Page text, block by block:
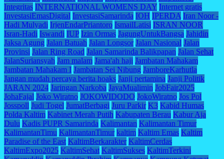
Integritas INTERNATIONAL WOMENS DAY Internet gratis
InvestasiEmasDigital InvestasiSamarinda IOH IPERDA Iran Noor -
Hadi Mulyadi IrjenEndarPriantoro IsmailLatisi ISRAN NOOR
Isran-Hadi Iswandi IUP Izin Ormas JagungUntukBangsa Jahidin
Jaksa Agung Jalan Batuah Jalan Longsor Jalan Nasional Jalan
Provinsi Jalan Ring Road Jalan Samarinda Balikpapan Jalan Sehat
JalanSuriansyah Jam malam Jama'ah haji Jambatan Mahakam
Jambatan Mahakam I Jambatan Sei Nibung JamboreKarhutla
Jangan mudah percaya berita hoaks Janji pertamina Janji Politik
JARAN 2024 Jaringan Narkoba JayaMualimin JobFair2025
JohaFajal Joko Wiratno JOKOWIDODO JokoWiratno Jos Pol
Josspoll Judi Togel JumatBerbagi Juru Parkir K3 Kabid Humas
Polda Kaltim Kabinet Merah Putih Kabupaten Berau Kabur Aja
Dulu Kadis PUPR Samarinda Kalimantan Kalimantan Timur
KalimantanTimu KalimantanTimur kaltim Kaltim Emas Kaltim
Paradise of the East KaltimBerkarakter KaltimCerdas
KaltimExpo2025 KaltimSehat KaltimSukses KaltimTerkini